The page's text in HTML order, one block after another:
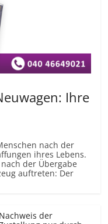
Ihre
nach der
ihres Lebens.
der Übergabe
auftreten: Der
der